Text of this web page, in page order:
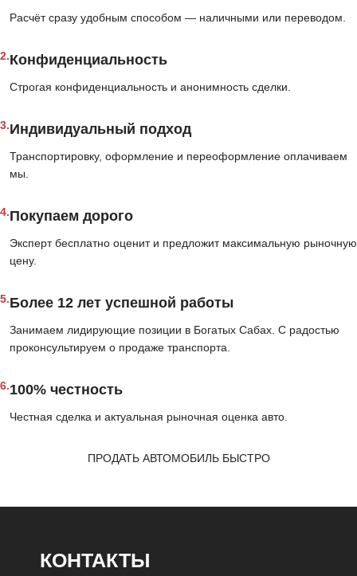
Расчёт сразу удобным способом — наличными или переводом.
2.Конфиденциальность
Строгая конфиденциальность и анонимность сделки.
3.Индивидуальный подход
Транспортировку, оформление и переоформление оплачиваем
мы.
4.Покупаем дорого
Эксперт бесплатно оценит и предложит максимальную рыночную
цену.
5.Более 12 лет успешной работы
Занимаем лидирующие позиции в Богатых Сабах. С радостью
проконсультируем о продаже транспорта.
6.100% честность
Честная сделка и актуальная рыночная оценка авто.
ПРОДАТЬ АВТОМОБИЛЬ БЫСТРО
КОНТАКТЫ